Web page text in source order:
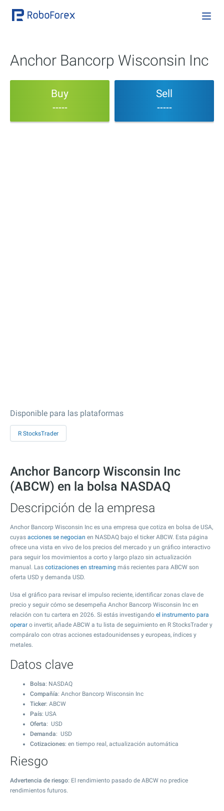
Anchor Bancorp Wisconsin Inc
Buy
-----
Sell
-----
Disponible para las plataformas
R StocksTrader
Anchor Bancorp Wisconsin Inc
(ABCW) en la bolsa NASDAQ
Descripción de la empresa
Anchor Bancorp Wisconsin Inc es una empresa que cotiza en bolsa de USA,
cuyas acciones se negocian en NASDAQ bajo el ticker ABCW. Esta página
ofrece una vista en vivo de los precios del mercado y un gráfico interactivo
para seguir los movimientos a corto y largo plazo sin actualización
manual. Las cotizaciones en streaming más recientes para ABCW son
oferta USD y demanda USD.
Usa el gráfico para revisar el impulso reciente, identificar zonas clave de
precio y seguir cómo se desempeña Anchor Bancorp Wisconsin Inc en
relación con tu cartera en 2026. Si estás investigando el instrumento para
operar o invertir, añade ABCW a tu lista de seguimiento en R StocksTrader y
compáralo con otras acciones estadounidenses y europeas, índices y
metales.
Datos clave
Bolsa: NASDAQ
Compañía: Anchor Bancorp Wisconsin Inc
Ticker: ABCW
País: USA
Oferta: USD
Demanda: USD
Cotizaciones: en tiempo real, actualización automática
Riesgo
Advertencia de riesgo: El rendimiento pasado de ABCW no predice
rendimientos futuros.